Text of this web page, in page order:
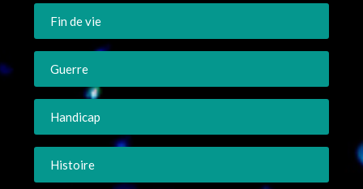
Fin de vie
Guerre
Handicap
Histoire